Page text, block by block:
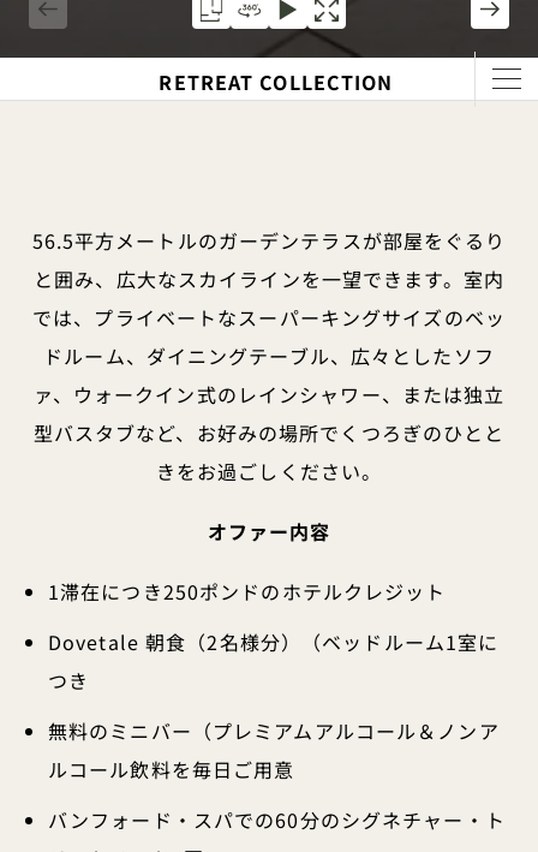
RETREAT COLLECTION
56.5平方メートルのガーデンテラスが部屋をぐるり
と囲み、広大なスカイラインを一望できます。室内
では、プライベートなスーパーキングサイズのベッ
ドルーム、ダイニングテーブル、広々としたソフ
ァ、ウォークイン式のレインシャワー、または独立
型バスタブなど、お好みの場所でくつろぎのひとと
きをお過ごしください。
オファー内容
1滞在につき250ポンドのホテルクレジット
Dovetale 朝食（2名様分）（ベッドルーム1室に
つき
無料のミニバー（プレミアムアルコール＆ノンア
ルコール飲料を毎日ご用意
バンフォード・スパでの60分のシグネチャー・ト